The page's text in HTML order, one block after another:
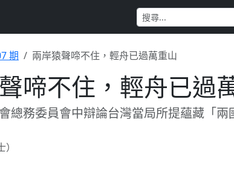
期 兩岸猿聲啼不住，輕舟已過萬重山
啼不住，輕舟已過
總務委員會中辯論台灣當局所提蘊藏「